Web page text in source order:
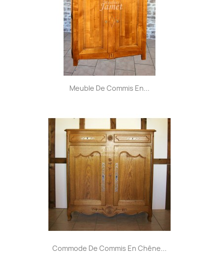
Meuble De Commis En...
Commode De Commis En Chêne...